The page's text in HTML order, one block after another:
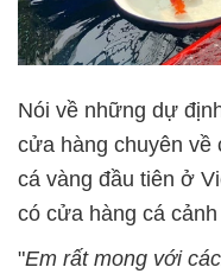
Nói về những dự
cửa hàng chuyên về
cá vàng đầu tiên ở
có cửa hàng cá
"Em rất mong với